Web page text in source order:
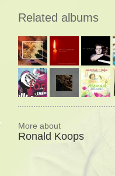
Related albums
More about
Ronald Koops